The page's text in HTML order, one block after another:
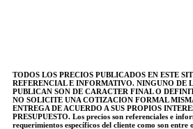
TODOS LOS PRECIOS PUBLICADOS EN ESTE
REFERENCIAL E INFORMATIVO. NINGUNO DE
PUBLICAN SON DE CARACTER FINAL O
NO SOLICITE UNA COTIZACION FORMAL
ENTREGA DE ACUERDO A SUS PROPIOS
PRESUPUESTO. Los precios son referenciales e
requerimientos específicos del cliente como son